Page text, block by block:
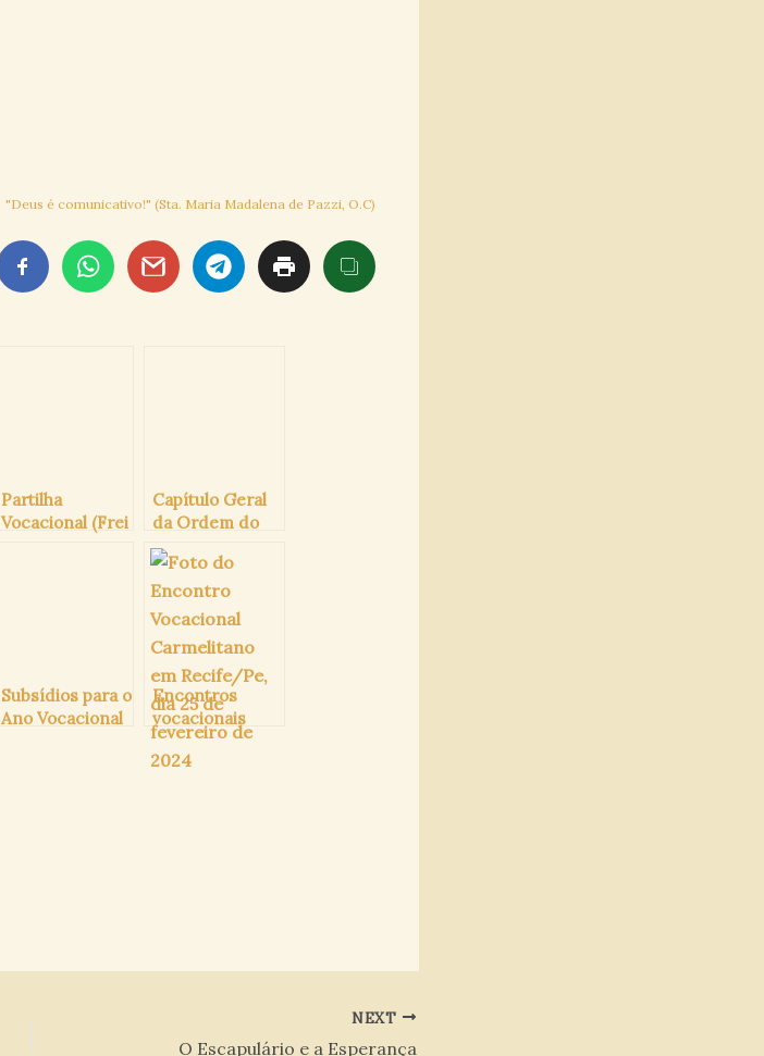
"Deus é comunicativo!" (Sta. Maria Madalena de Pazzi, O.C)
Partilha
Vocacional (Frei
Capítulo Geral
da Ordem do
Carmo 2025
Subsídios para o
Ano Vocacional
Encontros
vocacionais
carmelitanos
NEXT
O Escapulário e a Esperança